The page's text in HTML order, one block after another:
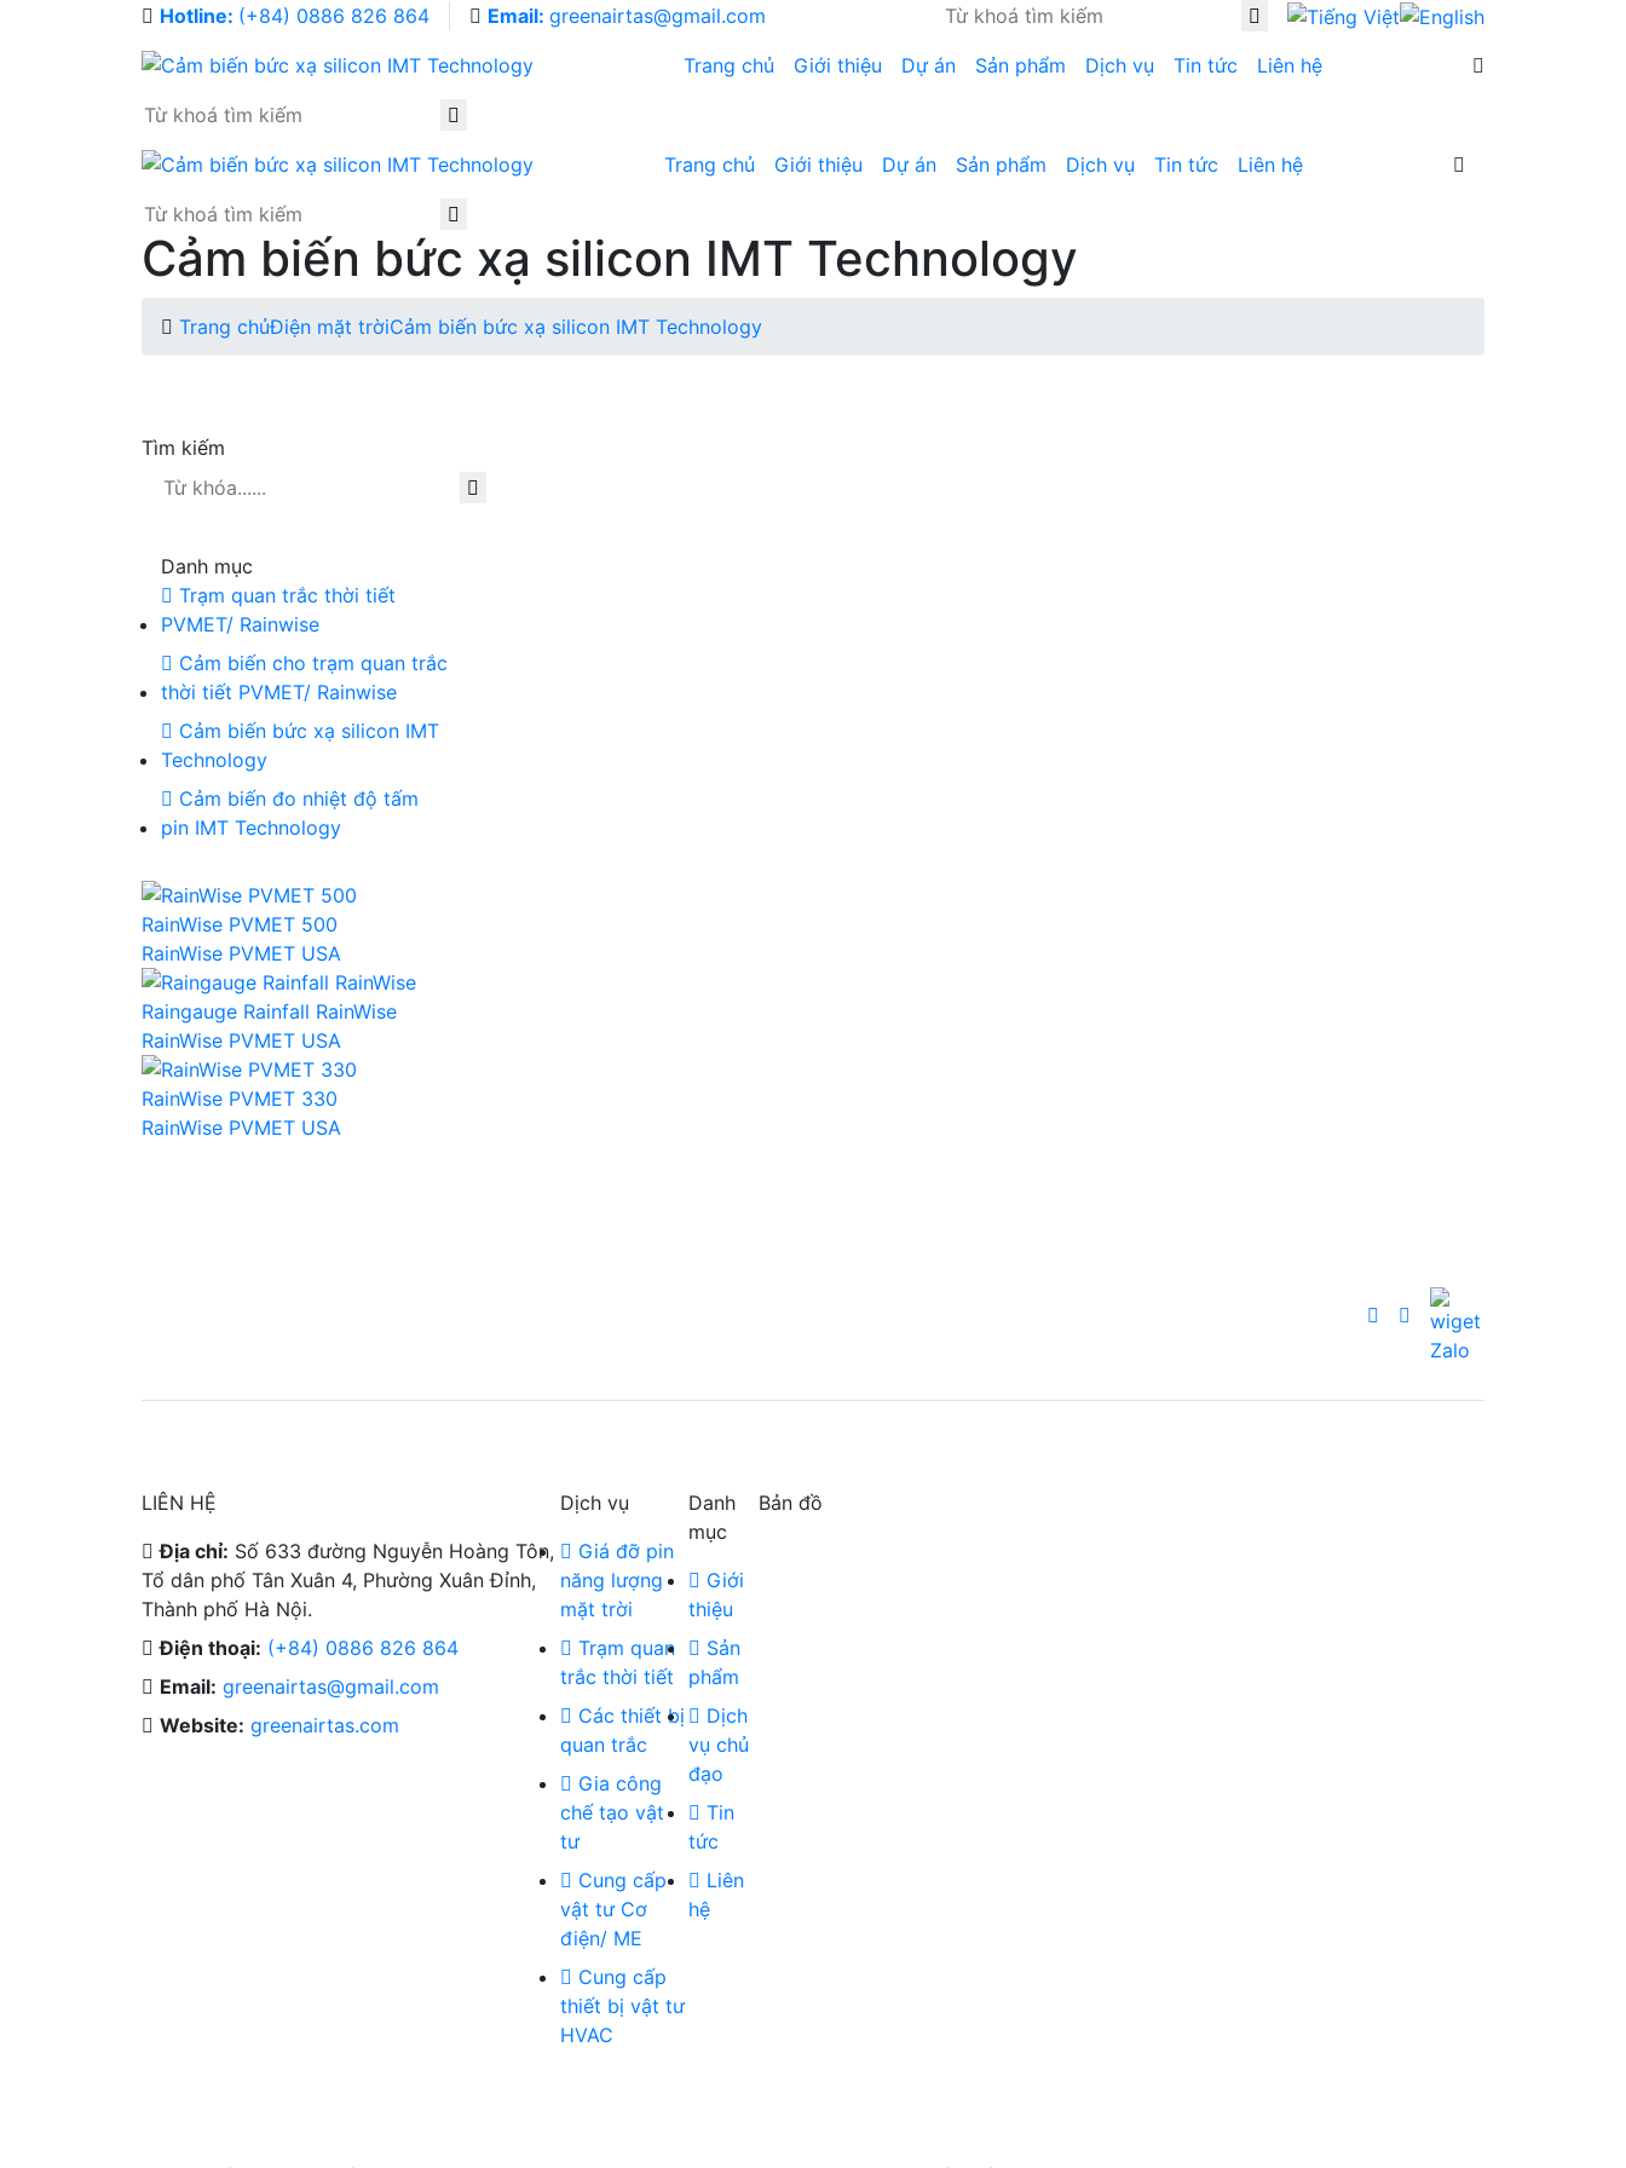
Hotline: (+84) 0886 826 864 Email: greenairtas@gmail.com
Trang chủ Giới thiệu Dự án Sản phẩm Dịch vụ Tin tức Liên hệ
Trang chủ Giới thiệu Dự án Sản phẩm Dịch vụ Tin tức Liên hệ
Cảm biến bức xạ silicon IMT Technology
Trang chủĐiện mặt trờiCảm biến bức xạ silicon IMT Technology
Tìm kiếm
Danh mục
Trạm quan trắc thời tiết
PVMET/ Rainwise
Cảm biến cho trạm quan trắc
thời tiết PVMET/ Rainwise
Cảm biến bức xạ silicon IMT
Technology
Cảm biến đo nhiệt độ tấm
pin IMT Technology
RainWise PVMET 500
RainWise PVMET USA
Raingauge Rainfall RainWise
RainWise PVMET USA
RainWise PVMET 330
RainWise PVMET USA
LIÊN HỆ
Địa chỉ: Số 633 đường Nguyễn Hoàng Tôn,
Tổ dân phố Tân Xuân 4, Phường Xuân Đỉnh,
Thành phố Hà Nội.
Điện thoại: (+84) 0886 826 864
Email: greenairtas@gmail.com
Website: greenairtas.com
Dịch vụ
Giá đỡ pin
năng lượng
mặt trời
Trạm quan
trắc thời tiết
Các thiết bị
quan trắc
Gia công
chế tạo vật
tư
Cung cấp
vật tư Cơ
điện/ ME
Cung cấp
thiết bị vật tư
HVAC
Danh
mục
Giới
thiệu
Sản
phẩm
Dịch
vụ chủ
đạo
Tin
tức
Liên
hệ
Bản đồ